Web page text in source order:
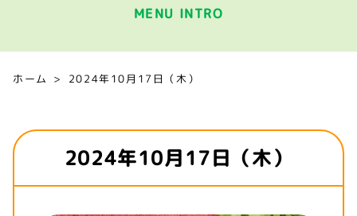
MENU INTRO
ホーム 2024年10月17日（木）
2024年10月17日（木）